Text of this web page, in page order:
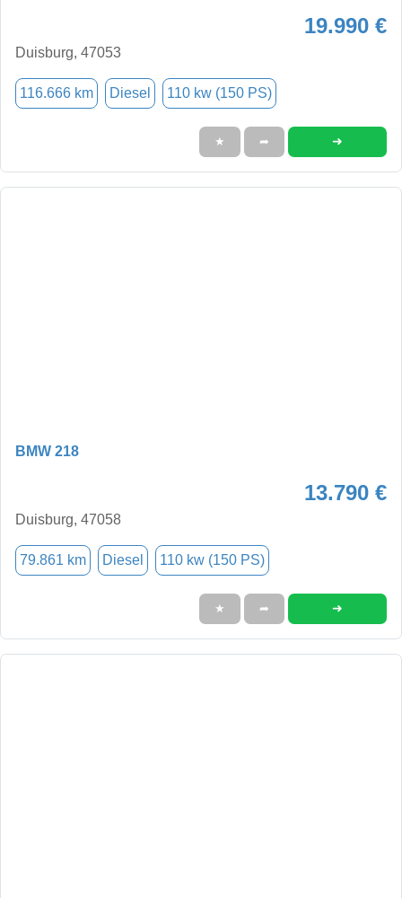
19.990 €
Duisburg, 47053
116.666 km Diesel 110 kw (150 PS)
★ ➦ ➜
BMW 218
13.790 €
Duisburg, 47058
79.861 km Diesel 110 kw (150 PS)
★ ➦ ➜